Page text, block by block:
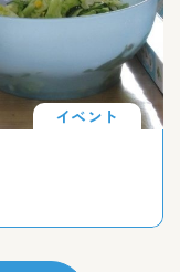
イベント